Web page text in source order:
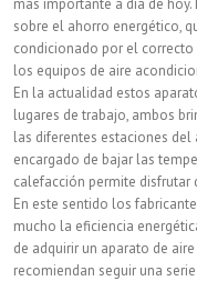
más importante a día de
sobre el ahorro energético,
condicionado por el
los equipos de aire
En la actualidad estos
lugares de trabajo, ambos
las diferentes estaciones
encargado de bajar las
calefacción permite disfrutar
En este sentido los
mucho la eficiencia
de adquirir un aparato de
recomiendan seguir una